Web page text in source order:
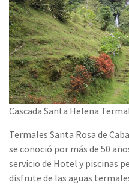
Cascada Santa Helena
Termales Santa Rosa de
se conoció por más de 50
servicio de Hotel y piscinas
disfrute de las aguas